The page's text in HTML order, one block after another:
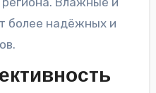
более надёжных и